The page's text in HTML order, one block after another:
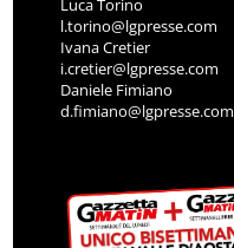
Luca Torino
l.torino@lgpresse.com
Ivana Cretier
i.cretier@lgpresse.com
Daniele Fimiano
d.fimiano@lgpresse.com